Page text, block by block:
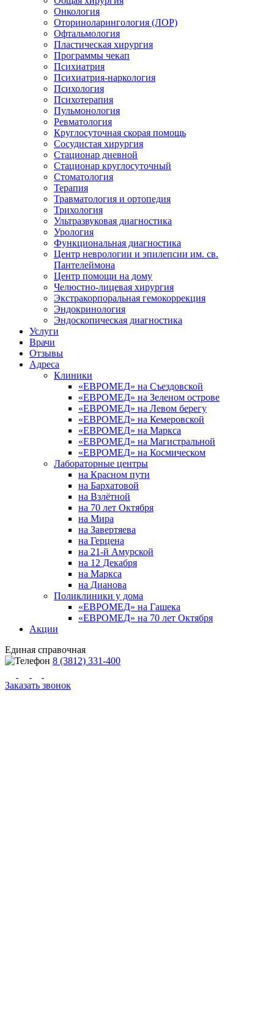
Онкология
Оториноларингология (ЛОР)
Офтальмология
Пластическая хирургия
Программы чекап
Психиатрия
Психиатрия-наркология
Психология
Психотерапия
Пульмонология
Ревматология
Круглосуточная скорая помощь
Сосудистая хирургия
Стационар дневной
Стационар круглосуточный
Стоматология
Терапия
Травматология и ортопедия
Трихология
Ультразвуковая диагностика
Урология
Функциональная диагностика
Центр неврологии и эпилепсии им. св.
Пантелеймона
Центр помощи на дому
Челюстно-лицевая хирургия
Экстракорпоральная гемокоррекция
Эндокринология
Эндоскопическая диагностика
Услуги
Врачи
Отзывы
Адреса
Клиники
«ЕВРОМЕД» на Съездовской
«ЕВРОМЕД» на Зеленом острове
«ЕВРОМЕД» на Левом берегу
«ЕВРОМЕД» на Кемеровской
«ЕВРОМЕД» на Маркса
«ЕВРОМЕД» на Магистральной
«ЕВРОМЕД» на Космическом
Лабораторные центры
на Красном пути
на Бархатовой
на Взлётной
на 70 лет Октября
на Мира
на Завертяева
на Герцена
на 21-й Амурской
на 12 Декабря
на Маркса
на Дианова
Поликлиники у дома
«ЕВРОМЕД» на Гашека
«ЕВРОМЕД» на 70 лет Октября
Акции
Единая справочная
8 (3812) 331-400
Заказать звонок